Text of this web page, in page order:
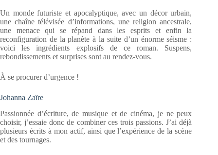
Un monde futuriste et apocalyptique, avec un décor urbain,
une chaîne télévisée d’informations, une religion ancestrale,
une menace qui se répand dans les esprits et enfin la
reconfiguration de la planète à la suite d’un énorme séisme :
voici les ingrédients explosifs de ce roman. Suspens,
rebondissements et surprises sont au rendez-vous.
À se procurer d’urgence !
Johanna Zaïre
Passionnée d’écriture, de musique et de cinéma, je ne peux
choisir, j’essaie donc de combiner ces trois passions. J’ai déjà
plusieurs écrits à mon actif, ainsi que l’expérience de la scène
et des tournages.